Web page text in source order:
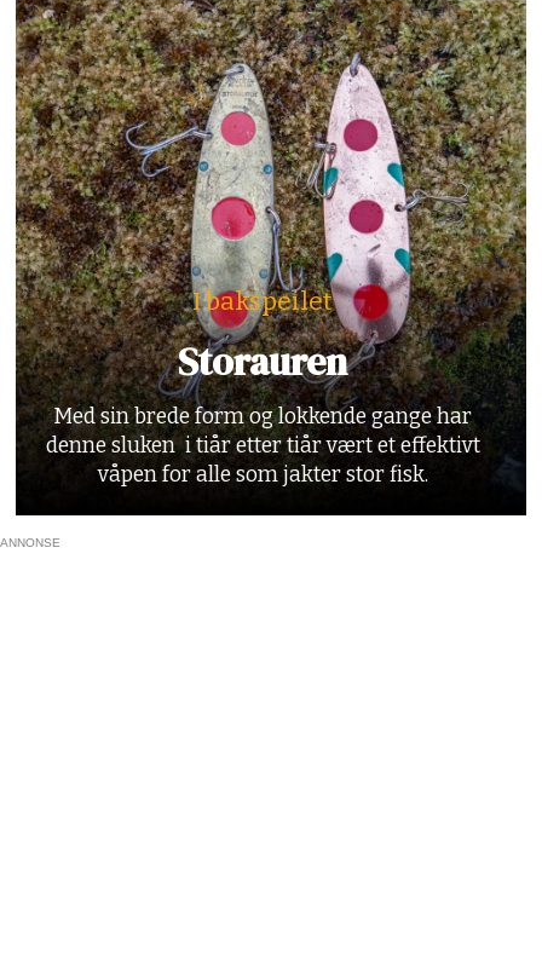
I bakspeilet
Storauren
Med sin brede form og lokkende gange har
denne sluken i tiår etter tiår vært et effektivt
våpen for alle som jakter stor fisk.
ANNONSE